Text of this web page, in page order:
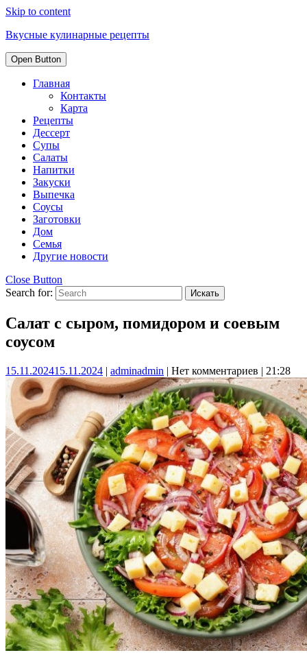
Skip to content
Вкусные кулинарные рецепты
Open Button
Главная
Контакты
Карта
Рецепты
Дессерт
Супы
Салаты
Напитки
Закуски
Выпечка
Соусы
Заготовки
Дом
Семья
Другие новости
Close Button
Search for:
Салат с сыром, помидором и соевым
соусом
15.11.202415.11.2024 | adminadmin | Нет комментариев | 21:28